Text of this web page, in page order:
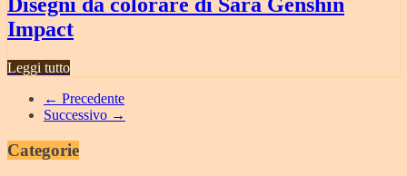
Impact
Leggi tutto
← Precedente
Successivo →
Categorie